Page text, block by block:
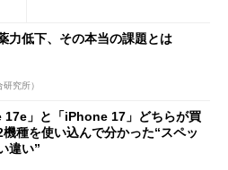
力低下、その本当の課題とは
究所）
17e」と「iPhone 17」どちらが買
種を使い込んで分かった“スペッ
違い”